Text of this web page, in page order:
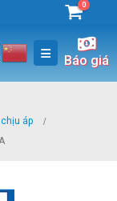
0
Báo giá
chịu áp